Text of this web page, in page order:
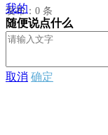
发布：0 条
我的
随便说点什么
取消 确定